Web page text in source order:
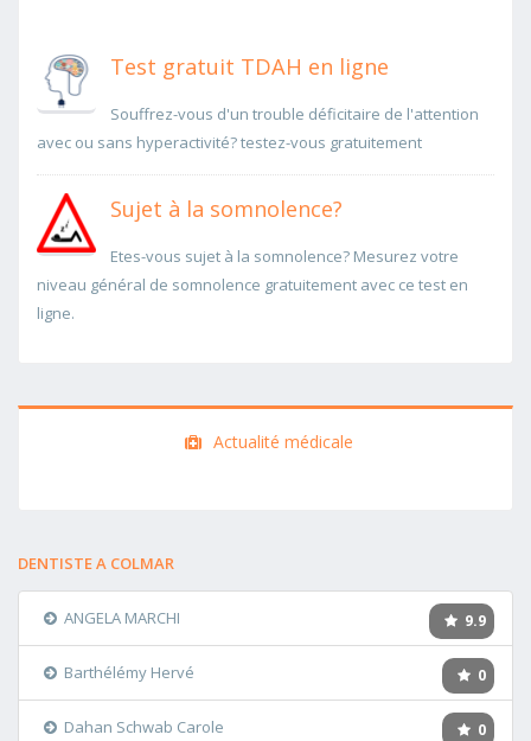
Test gratuit TDAH en ligne
Souffrez-vous d'un trouble déficitaire de l'attention
avec ou sans hyperactivité? testez-vous gratuitement
Sujet à la somnolence?
Etes-vous sujet à la somnolence? Mesurez votre
niveau général de somnolence gratuitement avec ce test en
ligne.
Actualité médicale
DENTISTE A COLMAR
9.9
ANGELA MARCHI
0
Barthélémy Hervé
0
Dahan Schwab Carole